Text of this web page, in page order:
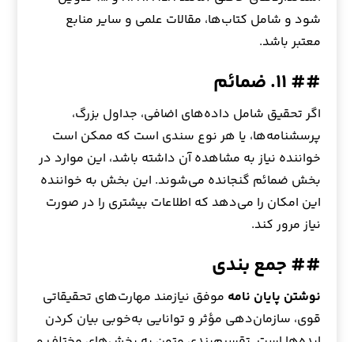
شود و شامل کتاب‌ها، مقالات علمی و سایر منابع
معتبر باشد.
## ۱۱. ضمائم
اگر تحقیق شامل داده‌های اضافی، جداول بزرگ،
پرسشنامه‌ها، یا هر نوع سندی است که ممکن است
خواننده نیاز به مشاهده آن داشته باشد، این موارد در
بخش ضمائم گنجانده می‌شوند. این بخش به خواننده
این امکان را می‌دهد که اطلاعات بیشتری را در صورت
نیاز مرور کند.
## جمع بندی
نوشتن پایان نامه موفق نیازمند مهارت‌های تحقیقاتی
قوی، سازمان‌دهی مؤثر و توانایی به‌خوبی بیان کردن